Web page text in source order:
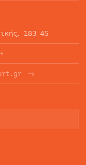
183 45